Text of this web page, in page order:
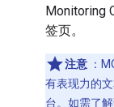
Monitoring
签页。
注意 ：
有表现力的
台。如需了